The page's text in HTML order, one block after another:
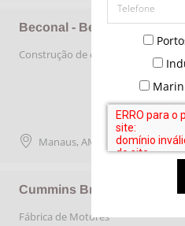
Beconal - Bertolini
Construção de embarcações tipo
Manaus, AM
Cummins Brasil Ltda.
Fábrica de Motores